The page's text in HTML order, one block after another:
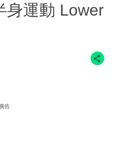
身運動 Lower
廣告